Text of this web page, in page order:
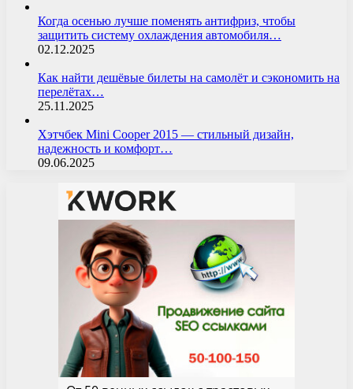
Когда осенью лучше поменять антифриз, чтобы
защитить систему охлаждения автомобиля…
02.12.2025
Как найти дешёвые билеты на самолёт и сэкономить на
перелётах…
25.11.2025
Хэтчбек Mini Cooper 2015 — стильный дизайн,
надежность и комфорт…
09.06.2025